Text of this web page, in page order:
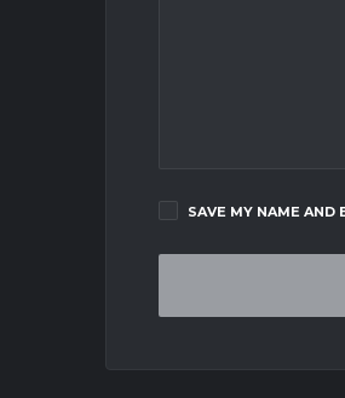
SAVE MY NAME AND